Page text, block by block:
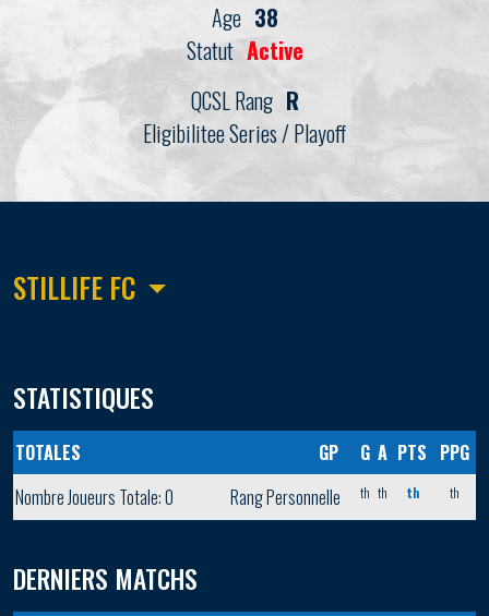
Age 38
Statut Active
QCSL Rang R
Eligibilitee Series / Playoff
STILLIFE FC
STATISTIQUES
TOTALES GP G A PTS PPG
Nombre Joueurs Totale: 0
Rang Personnelle th th th th
DERNIERS MATCHS